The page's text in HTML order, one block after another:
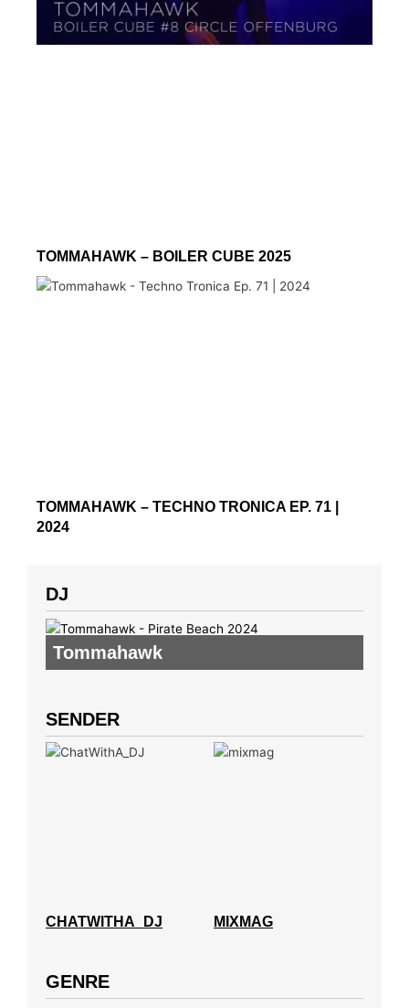
TOMMAHAWK – BOILER CUBE 2025
TOMMAHAWK – TECHNO TRONICA EP. 71 |
2024
DJ
Tommahawk
SENDER
CHATWITHA_DJ MIXMAG
GENRE